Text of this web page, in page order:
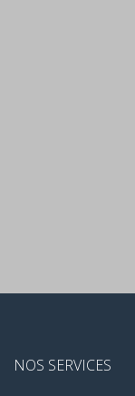
NOS SERVICES